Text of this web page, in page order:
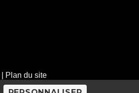
Plan du site